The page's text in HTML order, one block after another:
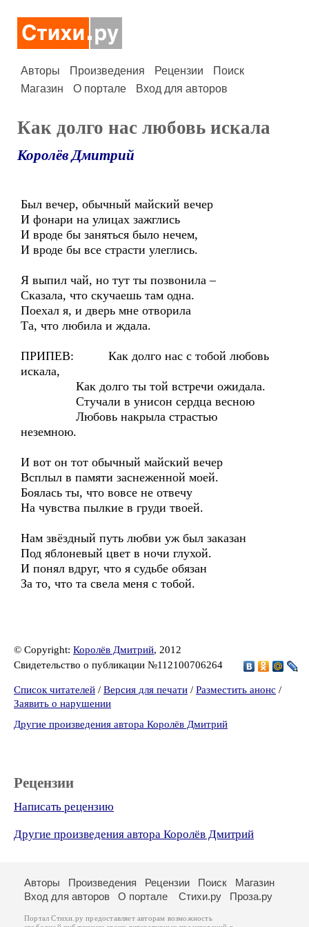
Авторы Произведения Рецензии
Поиск
Магазин
О портале Вход для авторов
Как долго нас любовь искала
Королёв Дмитрий
Был вечер, обычный майский вечер
И фонари на улицах зажглись
И вроде бы заняться было нечем,
И вроде бы все страсти улеглись.
Я выпил чай, но тут ты позвонила –
Сказала, что скучаешь там одна.
Поехал я, и дверь мне отворила
Та, что любила и ждала.
ПРИПЕВ: Как долго нас с тобой любовь
искала,
Как долго ты той встречи ожидала.
Стучали в унисон сердца весною
Любовь накрыла страстью
неземною.
И вот он тот обычный майский вечер
Всплыл в памяти заснеженной моей.
Боялась ты, что вовсе не отвечу
На чувства пылкие в груди твоей.
Нам звёздный путь любви уж был заказан
Под яблоневый цвет в ночи глухой.
И понял вдруг, что я судьбе обязан
За то, что та свела меня с тобой.
© Copyright: Королёв Дмитрий, 2012
Свидетельство о публикации №112100706264
Список читателей / Версия для печати / Разместить анонс /
Заявить о нарушении
Другие произведения автора Королёв Дмитрий
Рецензии
Написать рецензию
Другие произведения автора Королёв Дмитрий
Авторы Произведения Рецензии Поиск
Магазин
Вход для авторов
О портале Стихи.ру Проза.ру
Портал Стихи.ру предоставляет авторам возможность